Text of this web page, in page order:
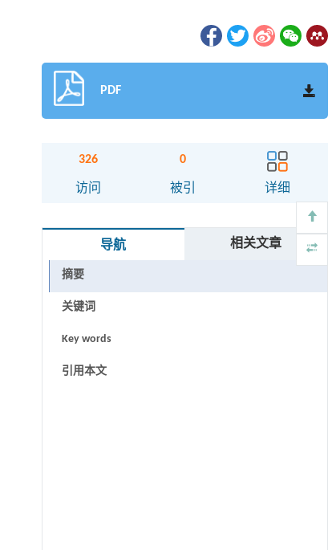
PDF
326
访问
0
被引 详细
导航 相关文章
摘要
关键词
Key words
引用本文